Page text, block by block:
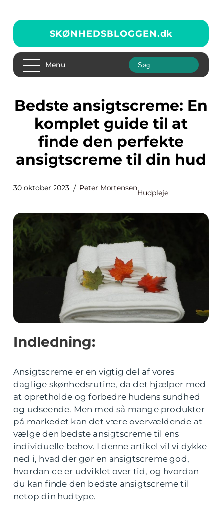
SKØNHEDSBLOGGEN.dk
Menu
Bedste ansigtscreme: En
komplet guide til at
finde den perfekte
ansigtscreme til din hud
30 oktober 2023 Peter Mortensen
Hudpleje
Indledning:
Ansigtscreme er en vigtig del af vores
daglige skønhedsrutine, da det hjælper med
at opretholde og forbedre hudens sundhed
og udseende. Men med så mange produkter
på markedet kan det være overvældende at
vælge den bedste ansigtscreme til ens
individuelle behov. I denne artikel vil vi dykke
ned i, hvad der gør en ansigtscreme god,
hvordan de er udviklet over tid, og hvordan
du kan finde den bedste ansigtscreme til
netop din hudtype.